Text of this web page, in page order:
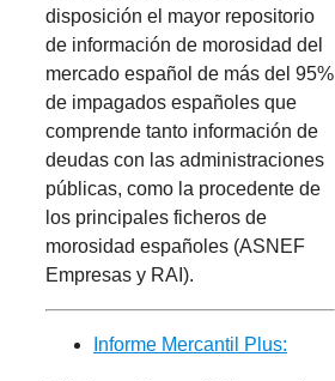
disposición el mayor repositorio
de información de morosidad del
mercado español de más del 95%
de impagados españoles que
comprende tanto información de
deudas con las administraciones
públicas, como la procedente de
los principales ficheros de
morosidad españoles (ASNEF
Empresas y RAI).
Informe Mercantil Plus: